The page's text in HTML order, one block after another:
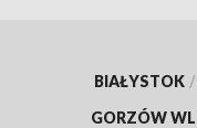
BIAŁYSTOK /
GORZÓW